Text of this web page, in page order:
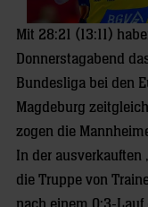
Mit 28:21 (13:11)
Donnerstagabend
Bundesliga bei den
Magdeburg
zogen die
In der ausverkauften
die Truppe von